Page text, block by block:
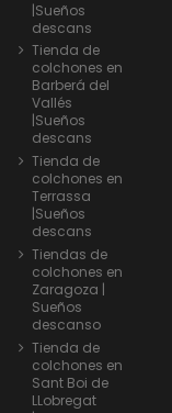
|Sueños
descans
Tienda de
colchones en
Barberá del
Vallés
|Sueños
descans
Tienda de
colchones en
Terrassa
|Sueños
descans
Tiendas de
colchones en
Zaragoza |
Sueños
descanso
Tienda de
colchones en
Sant Boi de
LLobregat